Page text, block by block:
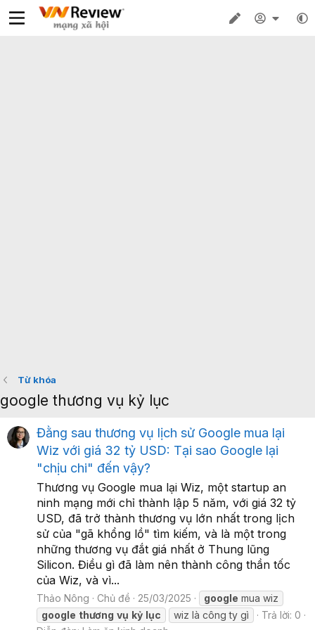
Từ khóa
google thương vụ kỷ lục
Đằng sau thương vụ lịch sử Google mua lại
Wiz với giá 32 tỷ USD: Tại sao Google lại
"chịu chi" đến vậy?
Thương vụ Google mua lại Wiz, một startup an
ninh mạng mới chỉ thành lập 5 năm, với giá 32 tỷ
USD, đã trở thành thương vụ lớn nhất trong lịch
sử của "gã khổng lồ" tìm kiếm, và là một trong
những thương vụ đắt giá nhất ở Thung lũng
Silicon. Điều gì đã làm nên thành công thần tốc
của Wiz, và vì...
Thảo Nông Chủ đề 25/03/2025 google mua wiz
google thương vụ kỷ lục wiz là công ty gì
Trả lời: 0